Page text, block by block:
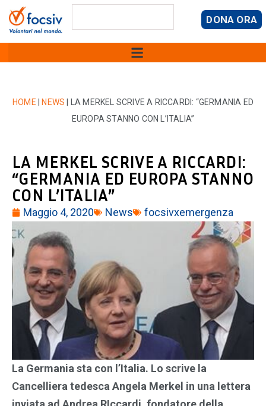
DONA ORA
HOME NEWS
LA MERKEL SCRIVE A RICCARDI: “GERMANIA ED
EUROPA STANNO CON L’ITALIA”
LA MERKEL SCRIVE A RICCARDI:
“GERMANIA ED EUROPA STANNO
CON L’ITALIA”
Maggio 4, 2020 News focsivxemergenza
La Germania sta con l’Italia. Lo scrive la
Cancelliera tedesca Angela Merkel in una lettera